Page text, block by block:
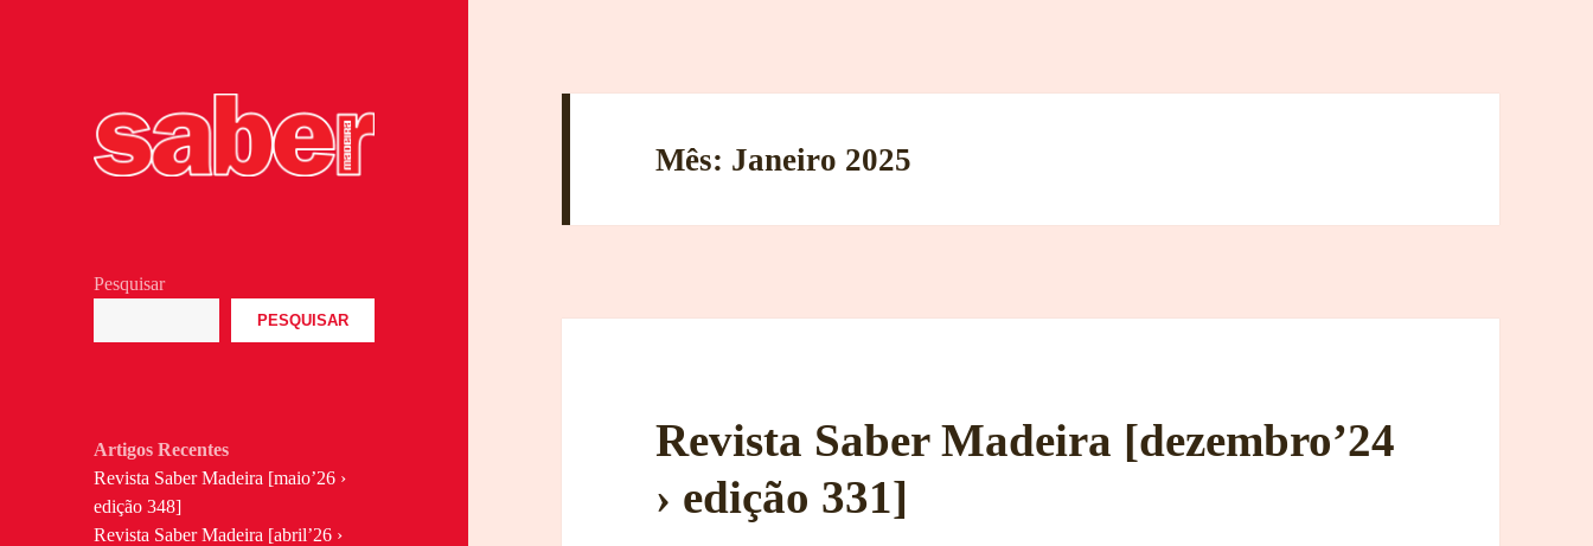
Pesquisar
PESQUISAR
Artigos Recentes
Revista Saber Madeira [maio’26 ›
edição 348]
Revista Saber Madeira [abril’26 ›
Mês: Janeiro 2025
Revista Saber Madeira [dezembro’24
› edição 331]